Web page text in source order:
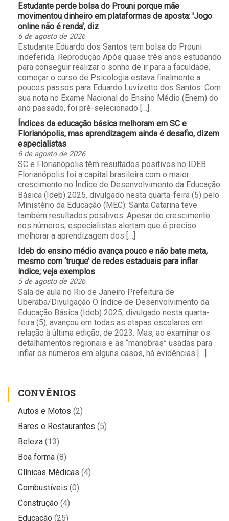
Estudante perde bolsa do Prouni porque mãe
movimentou dinheiro em plataformas de aposta: 'Jogo
online não é renda', diz
6 de agosto de 2026
Estudante Eduardo dos Santos tem bolsa do Prouni
indeferida. Reprodução Após quase três anos estudando
para conseguir realizar o sonho de ir para a faculdade,
começar o curso de Psicologia estava finalmente a
poucos passos para Eduardo Luvizetto dos Santos. Com
sua nota no Exame Nacional do Ensino Médio (Enem) do
ano passado, foi pré-selecionado […]
Índices da educação básica melhoram em SC e
Florianópolis, mas aprendizagem ainda é desafio, dizem
especialistas
6 de agosto de 2026
SC e Florianópolis têm resultados positivos no IDEB
Florianópolis foi a capital brasileira com o maior
crescimento no Índice de Desenvolvimento da Educação
Básica (Ideb) 2025, divulgado nesta quarta-feira (5) pelo
Ministério da Educação (MEC). Santa Catarina teve
também resultados positivos. Apesar do crescimento
nos números, especialistas alertam que é preciso
melhorar a aprendizagem dos […]
Ideb do ensino médio avança pouco e não bate meta,
mesmo com ‘truque’ de redes estaduais para inflar
índice; veja exemplos
5 de agosto de 2026
Sala de aula no Rio de Janeiro Prefeitura de
Uberaba/Divulgação O Índice de Desenvolvimento da
Educação Básica (Ideb) 2025, divulgado nesta quarta-
feira (5), avançou em todas as etapas escolares em
relação à última edição, de 2023. Mas, ao examinar os
detalhamentos regionais e as “manobras” usadas para
inflar os números em alguns casos, há evidências […]
CONVÊNIOS
Autos e Motos (2)
Bares e Restaurantes (5)
Beleza (13)
Boa forma (8)
Clínicas Médicas (4)
Combustíveis (0)
Construção (4)
Educação (25)